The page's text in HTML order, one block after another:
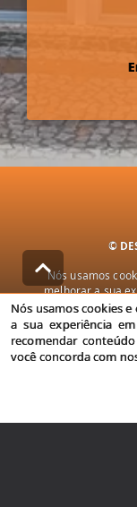
©
Nós usamos
melhorar a sua
publicidade e
nossos serviços,
Nós usamos cookies
a sua experiência
recomendar
você concorda com